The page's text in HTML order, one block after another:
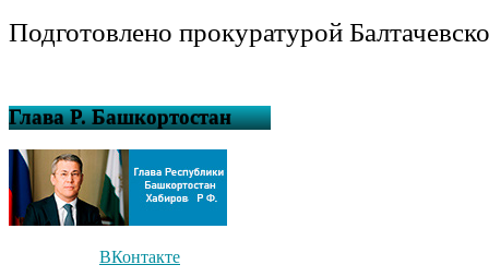
Подготовлено прокуратурой
Глава Р. Башкортостан
ВКонтакте